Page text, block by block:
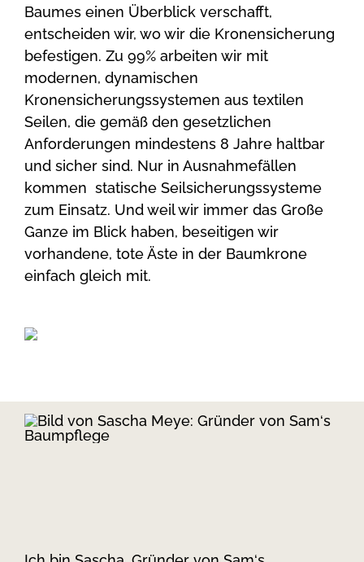
Baumes einen Überblick verschafft,
entscheiden wir, wo wir die Kronensicherung
befestigen. Zu 99% arbeiten wir mit
modernen, dynamischen
Kronensicherungssystemen aus textilen
Seilen, die gemäß den gesetzlichen
Anforderungen mindestens 8 Jahre haltbar
und sicher sind. Nur in Ausnahmefällen
kommen statische Seilsicherungssysteme
zum Einsatz. Und weil wir immer das Große
Ganze im Blick haben, beseitigen wir
vorhandene, tote Äste in der Baumkrone
einfach gleich mit.